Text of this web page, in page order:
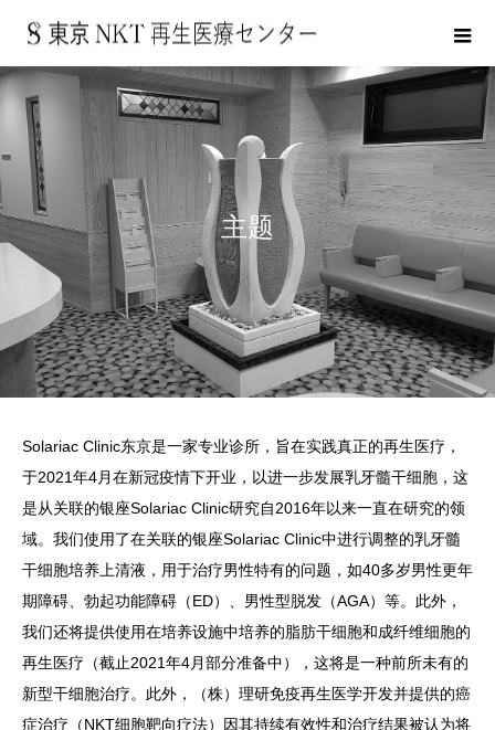
主题
Solariac Clinic东京是一家专业诊所，旨在实践真正的再生医疗，
于2021年4月在新冠疫情下开业，以进一步发展乳牙髓干细胞，这
是从关联的银座Solariac Clinic研究自2016年以来一直在研究的领
域。我们使用了在关联的银座Solariac Clinic中进行调整的乳牙髓
干细胞培养上清液，用于治疗男性特有的问题，如40多岁男性更年
期障碍、勃起功能障碍（ED）、男性型脱发（AGA）等。此外，
我们还将提供使用在培养设施中培养的脂肪干细胞和成纤维细胞的
再生医疗（截止2021年4月部分准备中），这将是一种前所未有的
新型干细胞治疗。此外，（株）理研免疫再生医学开发并提供的癌
症治疗（NKT细胞靶向疗法）因其持续有效性和治疗结果被认为将